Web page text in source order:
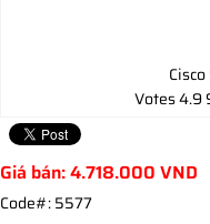
Votes4.9
Giá bán:4.718.000 VND
Code#:5577